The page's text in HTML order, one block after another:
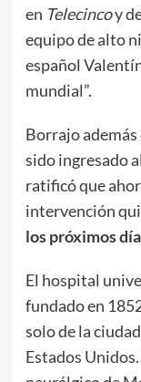
en Telecincoy
equipo de alto
español
mundial”.
Borrajo
sido ingresado
ratificó que
intervención
los próximos
El hospital
fundado en
solo de la
Estados